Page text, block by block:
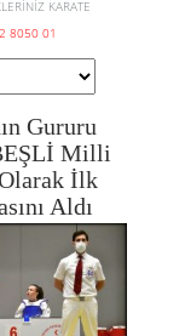
KARATE
8050 01
Gururu
Milli
İlk
Aldı